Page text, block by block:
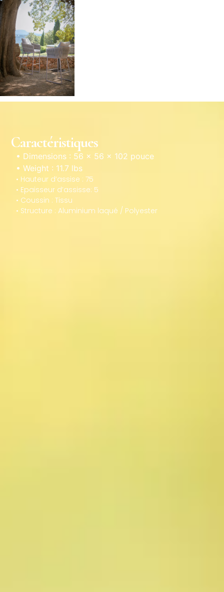
Caractéristiques
• Dimensions : 56 × 56 × 102 pouce
• Weight : 11.7 lbs
• Hauteur d’assise : 75
• Epaisseur d’assisse: 5
• Coussin : Tissu
• Structure : Aluminium laqué / Polyester